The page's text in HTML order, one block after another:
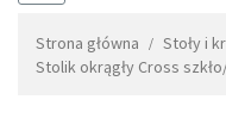
Strona główna Stoły i
Stolik okrągły Cross